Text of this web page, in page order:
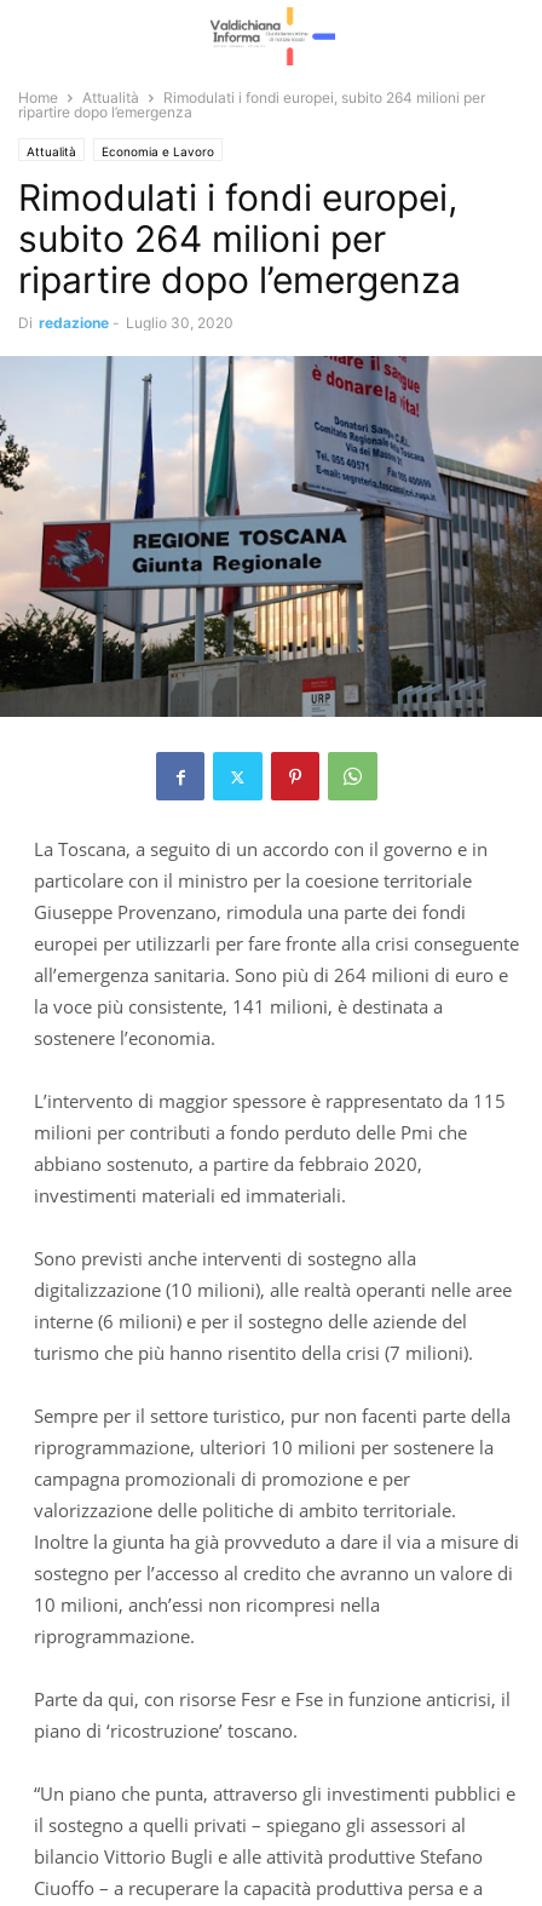
Home Attualità
Rimodulati i fondi europei, subito 264 milioni per
ripartire dopo l’emergenza
Attualità Economia e Lavoro
Rimodulati i fondi europei,
subito 264 milioni per
ripartire dopo l’emergenza
Di redazione - Luglio 30, 2020
La Toscana, a seguito di un accordo con il governo e in
particolare con il ministro per la coesione territoriale
Giuseppe Provenzano, rimodula una parte dei fondi
europei per utilizzarli per fare fronte alla crisi conseguente
all’emergenza sanitaria. Sono più di 264 milioni di euro e
la voce più consistente, 141 milioni, è destinata a
sostenere l’economia.
L’intervento di maggior spessore è rappresentato da 115
milioni per contributi a fondo perduto delle Pmi che
abbiano sostenuto, a partire da febbraio 2020,
investimenti materiali ed immateriali.
Sono previsti anche interventi di sostegno alla
digitalizzazione (10 milioni), alle realtà operanti nelle aree
interne (6 milioni) e per il sostegno delle aziende del
turismo che più hanno risentito della crisi (7 milioni).
Sempre per il settore turistico, pur non facenti parte della
riprogrammazione, ulteriori 10 milioni per sostenere la
campagna promozionali di promozione e per
valorizzazione delle politiche di ambito territoriale.
Inoltre la giunta ha già provveduto a dare il via a misure di
sostegno per l’accesso al credito che avranno un valore di
10 milioni, anch’essi non ricompresi nella
riprogrammazione.
Parte da qui, con risorse Fesr e Fse in funzione anticrisi, il
piano di ‘ricostruzione’ toscano.
“Un piano che punta, attraverso gli investimenti pubblici e
il sostegno a quelli privati – spiegano gli assessori al
bilancio Vittorio Bugli e alle attività produttive Stefano
Ciuoffo – a recuperare la capacità produttiva persa e a